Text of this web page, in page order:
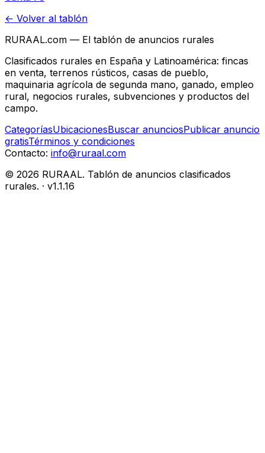
← Volver al tablón
RURAAL.com — El tablón de anuncios rurales
Clasificados rurales en España y Latinoamérica: fincas
en venta, terrenos rústicos, casas de pueblo,
maquinaria agrícola de segunda mano, ganado, empleo
rural, negocios rurales, subvenciones y productos del
campo.
CategoríasUbicacionesBuscar anunciosPublicar anuncio
gratisTérminos y condiciones
Contacto: info@ruraal.com
© 2026 RURAAL. Tablón de anuncios clasificados
rurales. · v1.1.16